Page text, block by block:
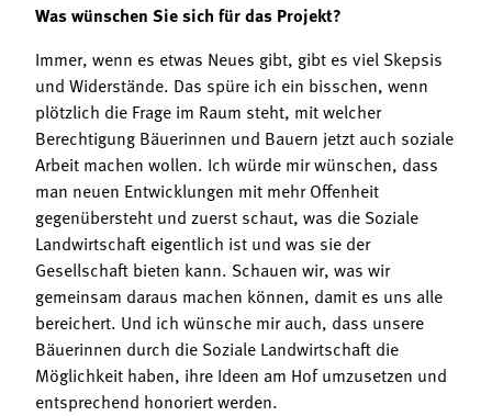
Was wünschen Sie sich für das Projekt?
Immer, wenn es etwas Neues gibt, gibt es viel Skepsis
und Widerstände. Das spüre ich ein bisschen, wenn
plötzlich die Frage im Raum steht, mit welcher
Berechtigung Bäuerinnen und Bauern jetzt auch soziale
Arbeit machen wollen. Ich würde mir wünschen, dass
man neuen Entwicklungen mit mehr Offenheit
gegenübersteht und zuerst schaut, was die Soziale
Landwirtschaft eigentlich ist und was sie der
Gesellschaft bieten kann. Schauen wir, was wir
gemeinsam daraus machen können, damit es uns alle
bereichert. Und ich wünsche mir auch, dass unsere
Bäuerinnen durch die Soziale Landwirtschaft die
Möglichkeit haben, ihre Ideen am Hof umzusetzen und
entsprechend honoriert werden.